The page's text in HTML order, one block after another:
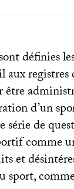
définies
registres
d’un
série de
comme
et
sport,